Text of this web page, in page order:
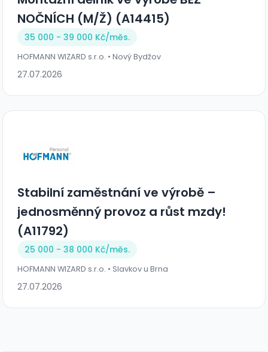
NOČNÍCH (M/Ž) (A14415)
35 000 - 39 000 Kč/měs.
HOFMANN WIZARD s.r.o. • Nový Bydžov
27.07.2026
Stabilní zaměstnání ve výrobě –
jednosměnný provoz a růst mzdy!
(A11792)
25 000 - 38 000 Kč/měs.
HOFMANN WIZARD s.r.o. • Slavkov u Brna
27.07.2026